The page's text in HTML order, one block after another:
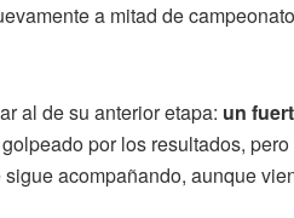
a mitad de
al de su anterior etapa: un
por los resultados,
sigue acompañando, aunque